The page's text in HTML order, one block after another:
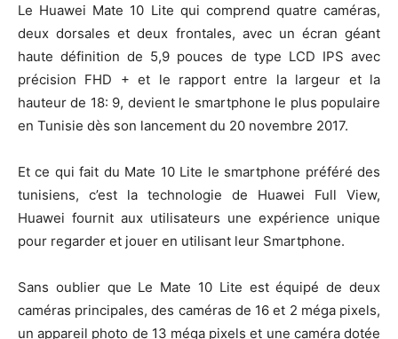
Le Huawei Mate 10 Lite qui comprend quatre caméras,
deux dorsales et deux frontales, avec un écran géant
haute définition de 5,9 pouces de type LCD IPS avec
précision FHD + et le rapport entre la largeur et la
hauteur de 18: 9, devient le smartphone le plus populaire
en Tunisie dès son lancement du 20 novembre 2017.
Et ce qui fait du Mate 10 Lite le smartphone préféré des
tunisiens, c’est la technologie de Huawei Full View,
Huawei fournit aux utilisateurs une expérience unique
pour regarder et jouer en utilisant leur Smartphone.
Sans oublier que Le Mate 10 Lite est équipé de deux
caméras principales, des caméras de 16 et 2 méga pixels,
un appareil photo de 13 méga pixels et une caméra dotée